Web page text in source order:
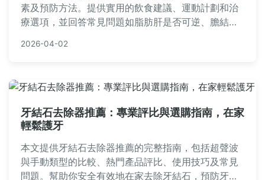
素及預防方法。提供實用的飲食建議、運動計劃和治
療選項，並回答常見問題如脂肪肝是否可逆、膽結石
何遠離疾病，適合所有關心肝膽健康的讀者。
2026-04-02
牙結石去除器推薦：專業評比與選購指南，在家
輕鬆護牙
本文提供牙結石去除器推薦的完整指南，包括超聲波
與手動類型的比較、熱門產品評比、使用技巧及常見
問題。幫助你安全有效地在家去除牙結石，預防牙周